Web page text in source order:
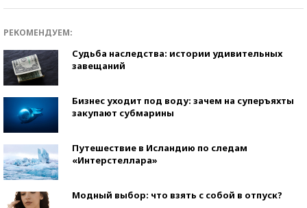
РЕКОМЕНДУЕМ:
Судьба наследства: истории удивительных
завещаний
Бизнес уходит под воду: зачем на суперъяхты
закупают субмарины
Путешествие в Исландию по следам
«Интерстеллара»
Модный выбор: что взять с собой в отпуск?